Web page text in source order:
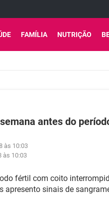
FAMÍLIA NUTRIÇÃO
antes do
às 10:03
às 10:03
fértil com coito
apresento sinais de